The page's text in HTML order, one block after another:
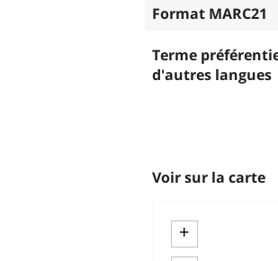
Format MARC21
Terme
d'autres langues
Voir sur la carte
+